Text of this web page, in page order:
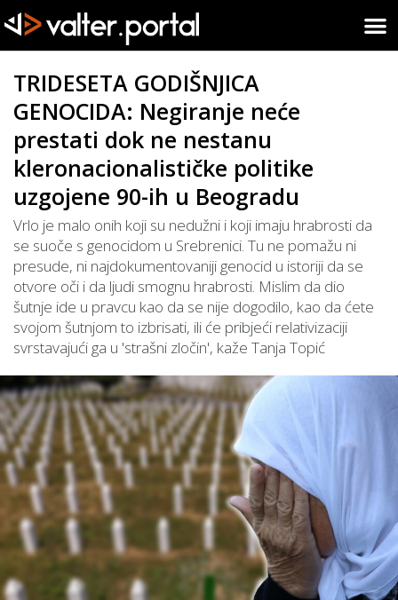
TRIDESETA GODIŠNJICA
GENOCIDA: Negiranje neće
prestati dok ne nestanu
kleronacionalističke politike
uzgojene 90-ih u Beogradu
Vrlo je malo onih koji su nedužni i koji imaju hrabrosti da
se suoče s genocidom u Srebrenici. Tu ne pomažu ni
presude, ni najdokumentovaniji genocid u istoriji da se
otvore oči i da ljudi smognu hrabrosti. Mislim da dio
šutnje ide u pravcu kao da se nije dogodilo, kao da ćete
svojom šutnjom to izbrisati, ili će pribjeći relativizaciji
svrstavajući ga u 'strašni zločin', kaže Tanja Topić